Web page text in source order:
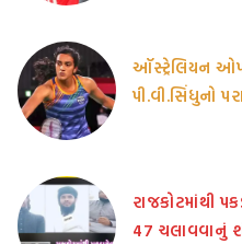
ઑસ્ટ્રેલિયન
પી.વી.સિંધુનો
રાજકોટમાંથી
47 ચલાવવાનું